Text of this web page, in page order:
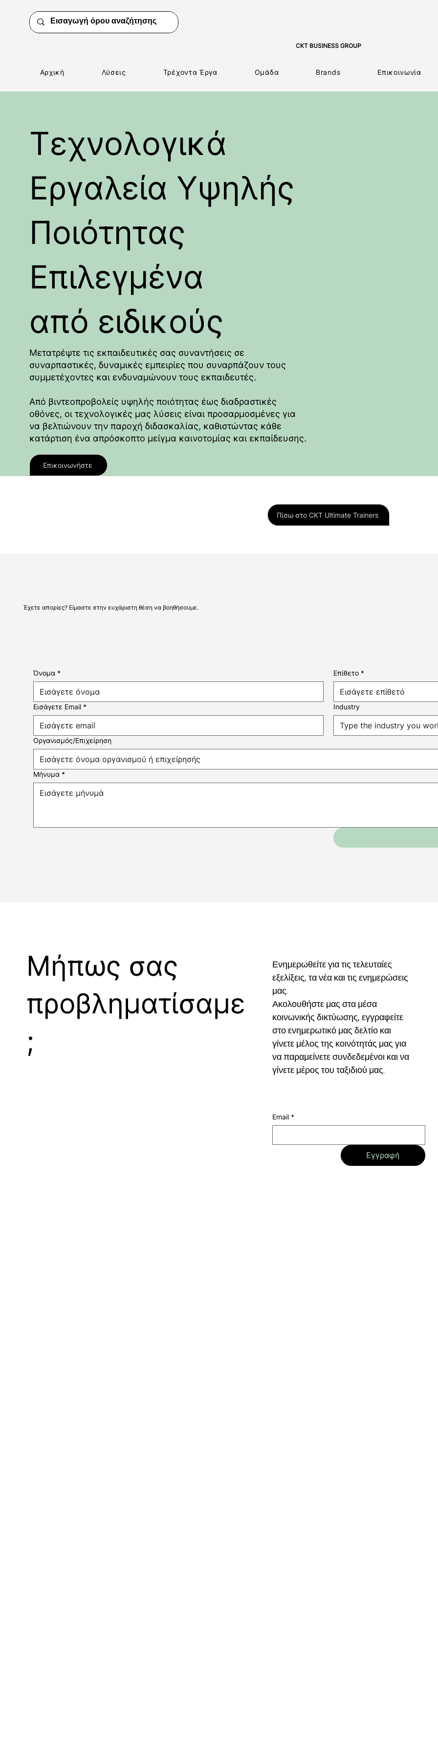
Αρχική Λύσεις Τρέχοντα Έργα Ομάδα Brands Επικοινωνία
CKT BUSINESS GROUP
Τεχνολογικά
Εργαλεία Υψηλής
Ποιότητας
Επιλεγμένα
από ειδικούς
Μετατρέψτε τις εκπαιδευτικές σας συναντήσεις σε
συναρπαστικές, δυναμικές εμπειρίες που συναρπάζουν τους
συμμετέχοντες και ενδυναμώνουν τους εκπαιδευτές.
Από βιντεοπροβολείς υψηλής ποιότητας έως διαδραστικές
οθόνες, οι τεχνολογικές μας λύσεις είναι προσαρμοσμένες για
να βελτιώνουν την παροχή διδασκαλίας, καθιστώντας κάθε
κατάρτιση ένα απρόσκοπτο μείγμα καινοτομίας και εκπαίδευσης.
Επικοινωνήστε
Πίσω στο CKT Ultimate Trainers
Έχετε απορίες? Είμαστε στην ευχάριστη θέση να βοηθήσουμε.
Όνομα * Επίθετο *
Εισάγετε Email * Industry
Οργανισμός/Επιχείρηση
Μήνυμα *
Μήπως σας
προβληματίσαμε
;
Ενημερωθείτε για τις τελευταίες
εξελίξεις, τα νέα και τις ενημερώσεις
μας.
Ακολουθήστε μας στα μέσα
κοινωνικής δικτύωσης, εγγραφείτε
στο ενημερωτικό μας δελτίο και
γίνετε μέλος της κοινότητάς μας για
να παραμείνετε συνδεδεμένοι και να
γίνετε μέρος του ταξιδιού μας.
Email *
Εγγραφή